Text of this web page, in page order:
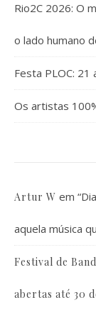
Rio2C 2026: O
o lado humano
Festa PLOC: 21
Os artistas
Artur W em
aquela música
Festival de
abertas até 30